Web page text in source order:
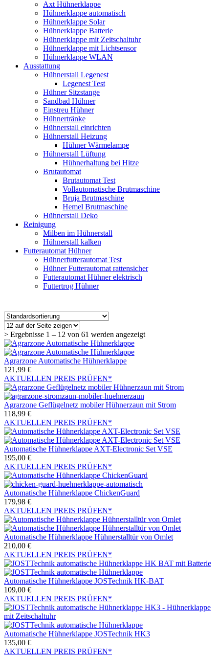
Axt Hühnerklappe
Hühnerklappe automatisch
Hühnerklappe Solar
Hühnerklappe Batterie
Hühnerklappe mit Zeitschaltuhr
Hühnerklappe mit Lichtsensor
Hühnerklappe WLAN
Ausstattung
Hühnerstall Legenest
Legenest Test
Hühner Sitzstange
Sandbad Hühner
Einstreu Hühner
Hühnertränke
Hühnerstall einrichten
Hühnerstall Heizung
Hühner Wärmelampe
Hühnerstall Lüftung
Hühnerhaltung bei Hitze
Brutautomat
Brutautomat Test
Vollautomatische Brutmaschine
Bruja Brutmaschine
Hemel Brutmaschine
Hühnerstall Deko
Reinigung
Milben im Hühnerstall
Hühnerstall kalken
Futterautomat Hühner
Hühnerfutterautomat Test
Hühner Futterautomat rattensicher
Futterautomat Hühner elektrisch
Futtertrog Hühner
> Ergebnisse 1 – 12 von 61 werden angezeigt
Agrarzone Automatische Hühnerklappe
121,99 €
AKTUELLEN PREIS PRÜFEN*
Agrarzone Geflügelnetz mobiler Hühnerzaun mit Strom
118,99 €
AKTUELLEN PREIS PRÜFEN*
Automatische Hühnerklappe AXT-Electronic Set VSE
195,00 €
AKTUELLEN PREIS PRÜFEN*
Automatische Hühnerklappe ChickenGuard
179,98 €
AKTUELLEN PREIS PRÜFEN*
Automatische Hühnerklappe Hühnerstalltür von Omlet
210,00 €
AKTUELLEN PREIS PRÜFEN*
Automatische Hühnerklappe JOSTechnik HK-BAT
109,00 €
AKTUELLEN PREIS PRÜFEN*
Automatische Hühnerklappe JOSTechnik HK3
135,00 €
AKTUELLEN PREIS PRÜFEN*